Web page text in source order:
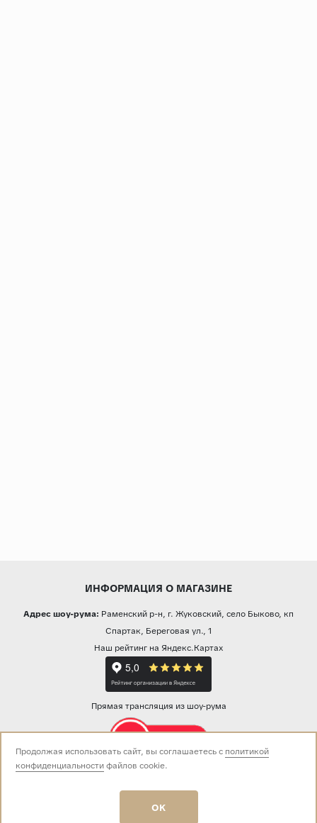
ИНФОРМАЦИЯ О МАГАЗИНЕ
Адрес шоу-рума: Раменский р-н, г. Жуковский, село Быково, кп
Спартак, Береговая ул., 1
Наш рейтинг на Яндекс.Картах
Прямая трансляция из шоу-рума
Звоните нам:
пн-вс 10:00 - 19:00
Продолжая использовать сайт, вы соглашаетесь с политикой
конфиденциальностифайлов cookie.
OK